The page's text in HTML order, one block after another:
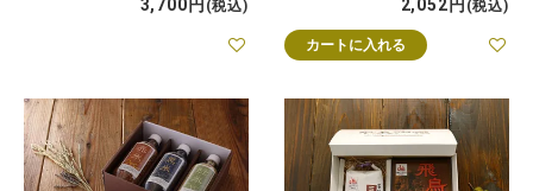
3,700 税込 2,052 税込
カートに入れる